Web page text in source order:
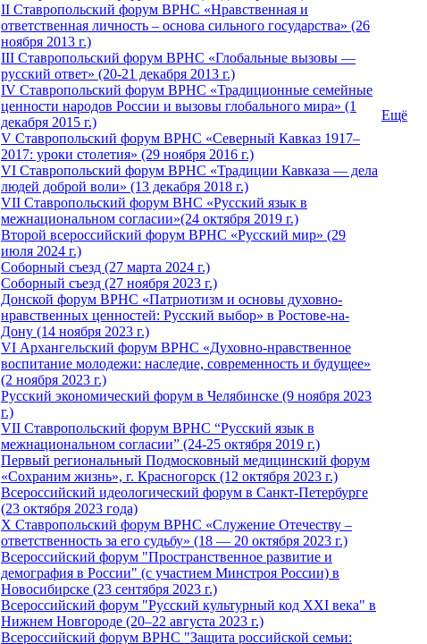
II Ставропольский форум ВРНС «Нравственная и
ответственная личность – основа сильного государства» (26
ноября 2013 г.)
III Ставропольский форум ВРНС «Глобальные вызовы —
русский ответ» (20-21 декабря 2013 г.)
IV Ставропольский форум ВРНС «Традиционные семейные
ценности народов России и вызовы глобального мира» (1
декабря 2015 г.)
V Ставропольский форум ВРНС «Северный Кавказ 1917–
2017: уроки столетия» (29 ноября 2016 г.)
VI Ставропольский форум ВРНС «Традиции Кавказа — дела
людей доброй воли» (13 декабря 2018 г.)
VII Ставропольский форум ВHС «Русский язык в
межнациональном согласии»(24 октября 2019 г.)
Второй всероссийский форум ВРНС «Русский мир» (29
июля 2024 г.)
Соборный съезд (27 марта 2024 г.)
Соборный съезд (27 ноября 2023 г.)
Донской форум ВРНС «Патриотизм и основы духовно-
нравственных ценностей: Русский выбор» в Ростове-на-
Дону (14 ноября 2023 г.)
VI Архангельский форум ВРНС «Духовно-нравственное
воспитание молодежи: наследие, современность и будущее»
(2 ноября 2023 г.)
Русский экономический форум в Челябинске (9 ноября 2023
г.)
VII Ставропольский форум ВРНС “Русский язык в
межнациональном согласии” (24-25 октября 2019 г.)
Первый региональный Подмосковный медицинский форум
«Сохраним жизнь», г. Красногорск (12 октября 2023 г.)
Всероссийский идеологический форум в Санкт-Петербурге
(23 октября 2023 года)
X Ставропольский форум ВРНС «Служение Отечеству –
ответственность за его судьбу» (18 — 20 октября 2023 г.)
Всероссийский форум "Пространственное развитие и
демография в России" (с участием Минстроя России) в
Новосибирске (23 сентября 2023 г.)
Всероссийский форум "Русский культурный код XXI века" в
Нижнем Новгороде (20–22 августа 2023 г.)
Всероссийский форум ВРНС "Защита российской семьи:
Ещё